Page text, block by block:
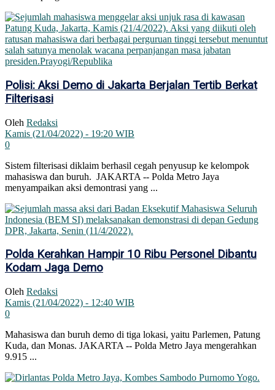
Polisi: Aksi Demo di Jakarta Berjalan Tertib Berkat
Filterisasi
Oleh Redaksi
Kamis (21/04/2022) - 19:20 WIB
0
Sistem filterisasi diklaim berhasil cegah penyusup ke kelompok
mahasiswa dan buruh. JAKARTA -- Polda Metro Jaya
menyampaikan aksi demontrasi yang ...
Polda Kerahkan Hampir 10 Ribu Personel Dibantu
Kodam Jaga Demo
Oleh Redaksi
Kamis (21/04/2022) - 12:40 WIB
0
Mahasiswa dan buruh demo di tiga lokasi, yaitu Parlemen, Patung
Kuda, dan Monas. JAKARTA -- Polda Metro Jaya mengerahkan
9.915 ...